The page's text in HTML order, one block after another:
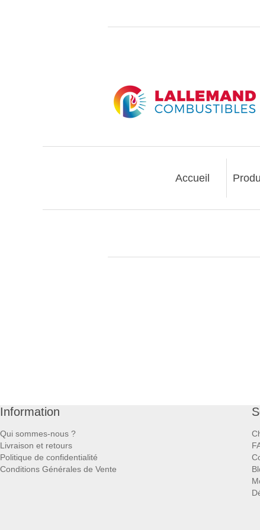
Accueil
Information
Qui sommes-nous ?
Livraison et retours
Politique de confidentialité
Conditions Générales de Vente